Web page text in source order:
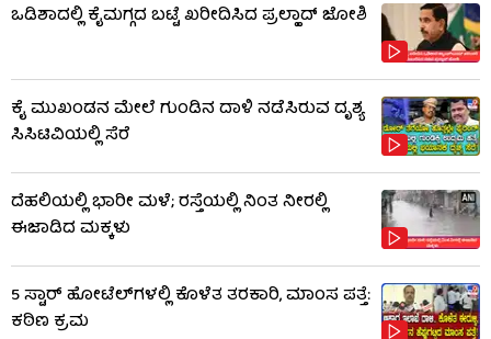
ಒಡಿಶಾದಲ್ಲಿ ಕೈಮಗ್ಗದ ಬಟ್ಟೆ ಖರೀದಿಸಿದ ಪ್ರಲ್ಹಾದ್ ಜೋಶಿ
ಕೈ ಮುಖಂಡನ ಮೇಲೆ ಗುಂಡಿನ ದಾಳಿ ನಡೆಸಿರುವ ದೃಶ್ಯ
ಸಿಸಿಟಿವಿಯಲ್ಲಿ ಸೆರೆ
ದೆಹಲಿಯಲ್ಲಿ ಭಾರೀ ಮಳೆ; ರಸ್ತೆಯಲ್ಲಿ ನಿಂತ ನೀರಲ್ಲಿ
ಈಜಾಡಿದ ಮಕ್ಕಳು
5 ಸ್ಟಾರ್ ಹೋಟೆಲ್​​ಗಳಲ್ಲಿ ಕೊಳೆತ ತರಕಾರಿ, ಮಾಂಸ ಪತ್ತೆ:
ಕಠಿಣ ಕ್ರಮ